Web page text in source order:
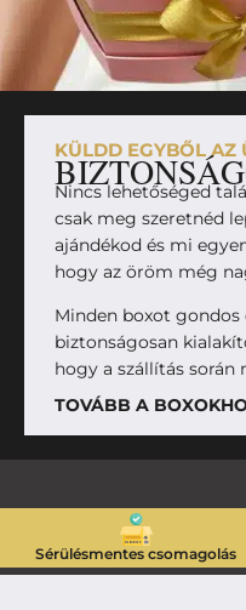
KÜLDD EGYBŐL AZ
Nincs lehetőséged
csak meg szeretnéd
ajándékod és mi
hogy az öröm még
Minden boxot gondos
biztonságosan
hogy a szállítás során
TOVÁBB A
Sérülésmentes csomagolás